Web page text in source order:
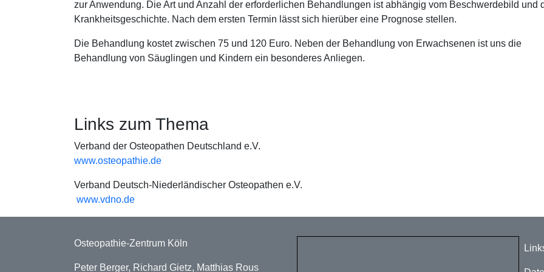
zur Anwendung. Die Art und Anzahl der erforderlichen Behandlungen ist abhängig vom Beschwerdebild und
Krankheitsgeschichte. Nach dem ersten Termin lässt sich hierüber eine Prognose stellen.
Die Behandlung kostet zwischen 75 und 120 Euro. Neben der Behandlung von Erwachsenen ist uns die
Behandlung von Säuglingen und Kindern ein besonderes Anliegen.
Links zum Thema
Verband der Osteopathen Deutschland e.V.
www.osteopathie.de
Verband Deutsch-Niederländischer Osteopathen e.V.
www.vdno.de
Osteopathie-Zentrum Köln
Peter Berger, Richard Gietz, Matthias Rous